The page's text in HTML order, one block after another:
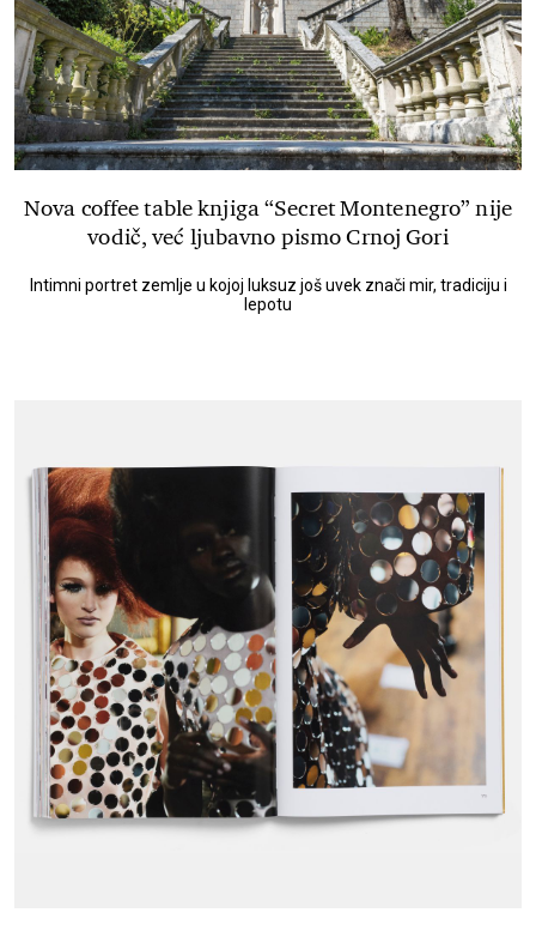
Nova coffee table knjiga “Secret Montenegro” nije
vodič, već ljubavno pismo Crnoj Gori
Intimni portret zemlje u kojoj luksuz još uvek znači mir, tradiciju i
lepotu